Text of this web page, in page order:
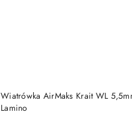
Wiatrówka AirMaks Krait WL
Lamino
DO KOSZYKA